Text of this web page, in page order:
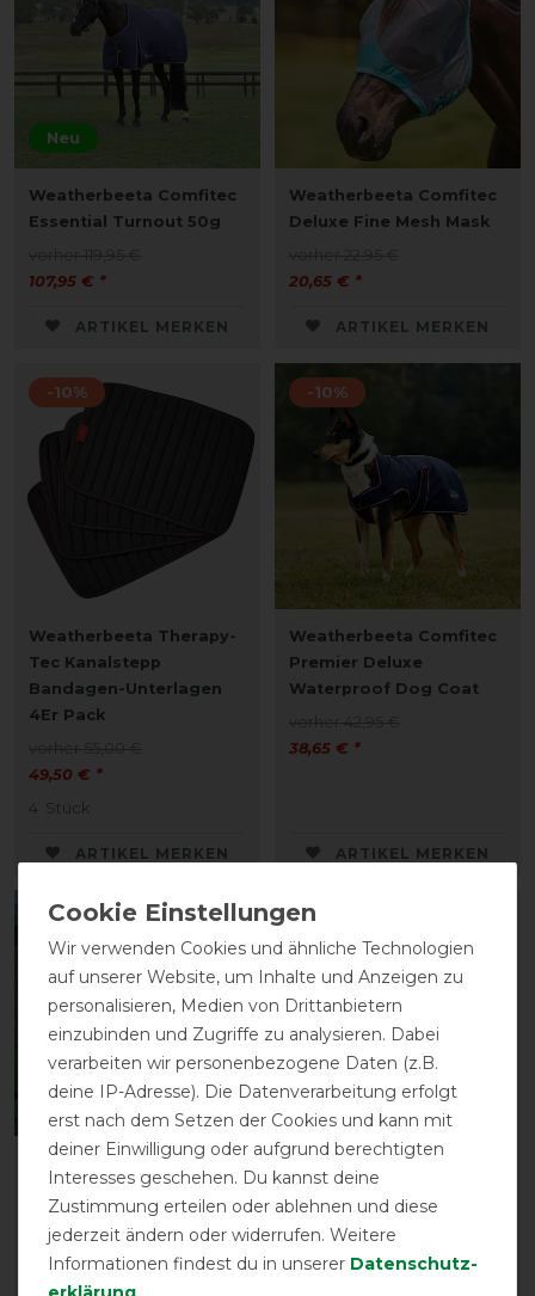
Neu
Weatherbeeta Comfitec
Essential Turnout 50g
107,95 € *
ARTIKEL MERKEN
Weatherbeeta Comfitec
Deluxe Fine Mesh Mask
20,65 € *
ARTIKEL MERKEN
-10%
Weatherbeeta Therapy-
Tec Kanalstepp
Bandagen-Unterlagen
4Er Pack
49,50 € *
4 Stück
ARTIKEL MERKEN
-10%
Weatherbeeta Comfitec
Premier Deluxe
Waterproof Dog Coat
38,65 € *
ARTIKEL MERKEN
-10%
Weatherbeeta Comfitec
Plus Dynamic Turnout
100g
vorher 159,95 €
143,95 € *
-10%
Weatherbeeta Prime Air-
Tec Comfy Fleece Half
Pad
44,95 € *
Wir verwenden Cookies und ähnliche Technologien
auf unserer Website, um Inhalte und Anzeigen zu
personalisieren, Medien von Drittanbietern
einzubinden und Zugriffe zu analysieren. Dabei
verarbeiten wir personenbezogene Daten (z.B.
deine IP-Adresse). Die Datenverarbeitung erfolgt
erst nach dem Setzen der Cookies und kann mit
deiner Einwilligung oder aufgrund berechtigten
Interesses geschehen. Du kannst deine
Zustimmung erteilen oder ablehnen und diese
jederzeit ändern oder widerrufen. Weitere
Informationen findest du in unserer Daten­schutz­